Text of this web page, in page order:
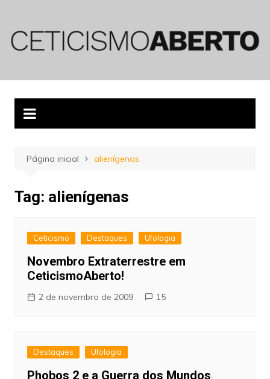
conteúdo
Página inicial alienígenas
Tag: alienígenas
Ceticismo Destaques Ufologia
Novembro Extraterrestre em
CeticismoAberto!
2 de novembro de 2009 15
Destaques Ufologia
Phobos 2 e a Guerra dos Mundos